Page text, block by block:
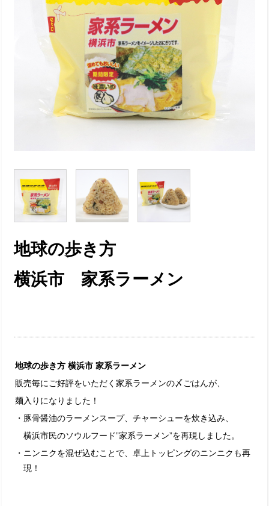
地球の歩き方
横浜市 家系ラーメン
地球の歩き方 横浜市 家系ラーメン
販売毎にご好評をいただく家系ラーメンの〆ごはんが、
麺入りになりました！
・豚骨醤油のラーメンスープ、チャーシューを炊き込み、
横浜市民のソウルフード”家系ラーメン”を再現しました。
・ニンニクを混ぜ込むことで、卓上トッピングのニンニクも再
現！